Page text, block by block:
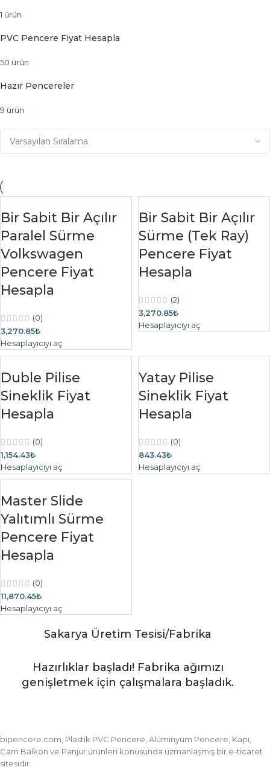
1 ürün
PVC Pencere Fiyat Hesapla
50 ürün
Hazır Pencereler
9 ürün
Bir Sabit Bir Açılır
Paralel Sürme
Volkswagen
Pencere Fiyat
Hesapla
(0)
3,270.85₺
Hesaplayıcıyı aç
Bir Sabit Bir Açılır
Sürme (Tek Ray)
Pencere Fiyat
Hesapla
(2)
3,270.85₺
Hesaplayıcıyı aç
Duble Pilise
Sineklik Fiyat
Hesapla
(0)
1,154.43₺
Hesaplayıcıyı aç
Yatay Pilise
Sineklik Fiyat
Hesapla
(0)
843.43₺
Hesaplayıcıyı aç
Master Slide
Yalıtımlı Sürme
Pencere Fiyat
Hesapla
(0)
11,870.45₺
Hesaplayıcıyı aç
Sakarya Üretim Tesisi/Fabrika
Hazırlıklar başladı! Fabrika ağımızı
genişletmek için çalışmalara başladık.
bipencere.com, Plastik PVC Pencere, Alüminyum Pencere, Kapı,
Cam Balkon ve Panjur ürünleri konusunda uzmanlaşmış bir e-ticaret
sitesidir.